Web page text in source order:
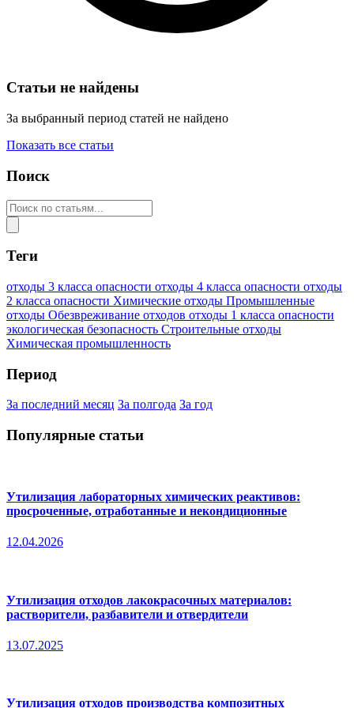
Статьи не найдены
За выбранный период статей не найдено
Показать все статьи
Поиск
Теги
отходы 3 класса опасности отходы 4 класса опасности отходы
2 класса опасности Химические отходы Промышленные
отходы Обезвреживание отходов отходы 1 класса опасности
экологическая безопасность Строительные отходы
Химическая промышленность
Период
За последний месяц За полгода За год
Популярные статьи
Утилизация лабораторных химических реактивов:
просроченные, отработанные и некондиционные
12.04.2026
Утилизация отходов лакокрасочных материалов:
растворители, разбавители и отвердители
13.07.2025
Утилизация отходов производства композитных